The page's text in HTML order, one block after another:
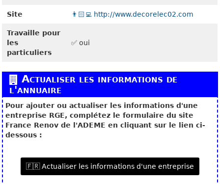
Site 👨🏻‍💻 http://www.decorelec02.com
Travaille pour
les
particuliers
✅ oui
Actualiser les informations de
l'annuaire
Pour ajouter ou actualiser les informations d'une
entreprise RGE, complétez le formulaire du site
France Renov de l'ADEME en cliquant sur le lien ci-
dessous :
🇫🇷 Actualiser les informations d'une entreprise